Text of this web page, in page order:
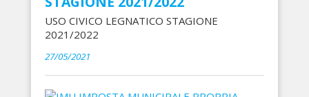
USO CIVICO LEGNATICO STAGIONE
2021/2022
27/05/2021